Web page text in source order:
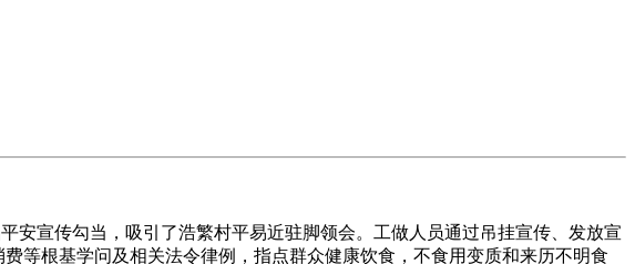
宣传勾当，吸引了浩繁村平易近驻脚领会。工做人员通过吊挂宣传、发放宣
等根基学问及相关法令律例，指点群众健康饮食，不食用变质和来历不明食